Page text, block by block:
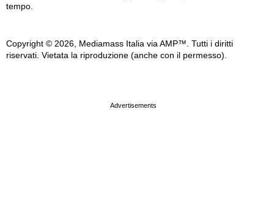
tempo.
Copyright © 2026, Mediamass Italia via AMP™. Tutti i diritti
riservati. Vietata la riproduzione (anche con il permesso).